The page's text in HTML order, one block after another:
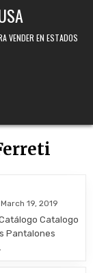
VENDER EN ESTADOS
March 19, 2019
Catalogo
Pantalones